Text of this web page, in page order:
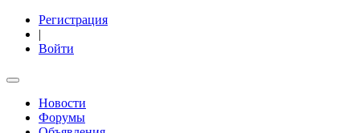
Регистрация
|
Войти
Новости
Форумы